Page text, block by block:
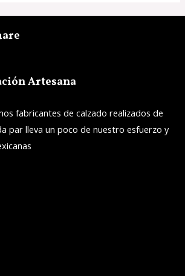
Artesana
fabricantes de calzado realizados de
par lleva un poco de nuestro esfuerzo y